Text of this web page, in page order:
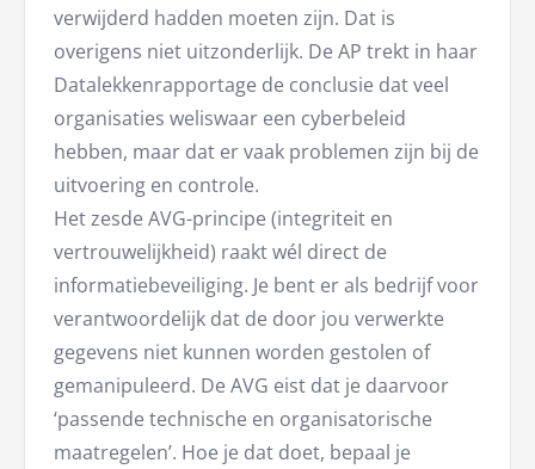
verwijderd hadden moeten zijn. Dat is
overigens niet uitzonderlijk. De AP trekt in haar
Datalekkenrapportage de conclusie dat veel
organisaties weliswaar een cyberbeleid
hebben, maar dat er vaak problemen zijn bij de
uitvoering en controle.
Het zesde AVG-principe (integriteit en
vertrouwelijkheid) raakt wél direct de
informatiebeveiliging. Je bent er als bedrijf voor
verantwoordelijk dat de door jou verwerkte
gegevens niet kunnen worden gestolen of
gemanipuleerd. De AVG eist dat je daarvoor
‘passende technische en organisatorische
maatregelen’. Hoe je dat doet, bepaal je